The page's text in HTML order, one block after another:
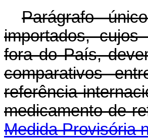
Parágrafo
importados, cujos
fora do País,
comparativos
referência
Medida Provisória